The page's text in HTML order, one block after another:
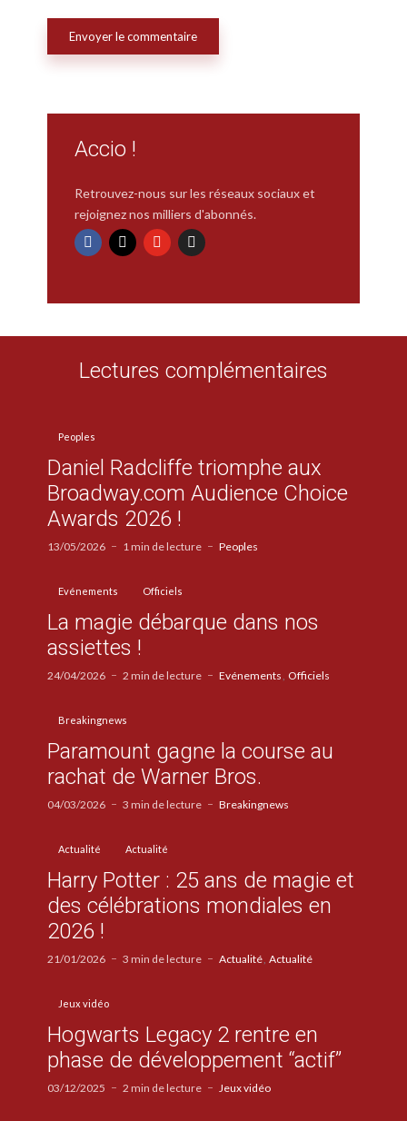
Accio !
Retrouvez-nous sur les réseaux sociaux et
rejoignez nos milliers d'abonnés.
Lectures complémentaires
Peoples
Daniel Radcliffe triomphe aux
Broadway.com Audience Choice
Awards 2026 !
13/05/2026 1 min de lecture Peoples
Evénements Officiels
La magie débarque dans nos
assiettes !
24/04/2026 2 min de lecture Evénements Officiels
Breakingnews
Paramount gagne la course au
rachat de Warner Bros.
04/03/2026 3 min de lecture Breakingnews
Actualité Actualité
Harry Potter : 25 ans de magie et
des célébrations mondiales en
2026 !
21/01/2026 3 min de lecture Actualité Actualité
Jeux vidéo
Hogwarts Legacy 2 rentre en
phase de développement “actif”
03/12/2025 2 min de lecture Jeux vidéo